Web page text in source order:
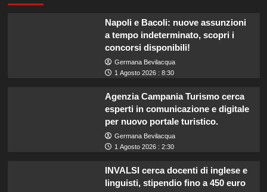
Napoli e Bacoli: nuove assunzioni
a tempo indeterminato, scopri i
concorsi disponibili!
Germana Bevilacqua
1 Agosto 2026 : 8:30
Agenzia Campania Turismo cerca
esperti in comunicazione e digitale
per nuovo portale turistico.
Germana Bevilacqua
1 Agosto 2026 : 2:30
INVALSI cerca docenti di inglese e
linguisti, stipendio fino a 450 euro